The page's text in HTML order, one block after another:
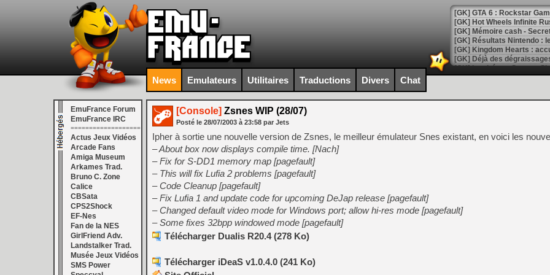
[GK] GTA 6 : Rockstar
[GK] Hot Wheels Infinite
[GK] Mémoire cash -
[GK] Résultats Nintendo :
[GK] Déjà des
[Mo5] Brickboy cherche à
[GK] Minecraft et ses «
[GK] Beast of
[GK] Ubisoft : fin de partie
[GK] Mémoire cash -
[GK] Dan Houser (GTA)
[GK] Comment EA Sports
[GK] Crimson Moon : un
[GK] Isle of Reveries : le
[GK] Moonlighter 2 : The
[GK] Capcom relance
[Mo5] Deux inédits du
[GK] Le beat'em up The
[GK] Endless Legend 2 :
News Emulateurs Utilitaires Traductions Divers Chat
EmuFrance Forum
EmuFrance IRC
===================
Actus Jeux Vidéos
Arcade Fans
Amiga Museum
Arkames Trad.
Bruno C. Zone
Calice
CBSata
CPS2Shock
EF-Nes
Fan de la NES
GirlFriend Adv.
Landstalker Trad.
Musée Jeux Vidéos
SMS Power
[Console] Zsnes WIP (28/07)
Posté le 28/07/2003 à 23:58 par Jets
Ipher à sortie une nouvelle version de Zsnes, le meilleur émulateur Snes existant, en voici les
– About box now displays compile time. [Nach]
– Fix for S-DD1 memory map [pagefault]
– This will fix Lufia 2 problems [pagefault]
– Code Cleanup [pagefault]
– Fix Lufia 1 and update code for upcoming DeJap release [pagefault]
– Changed default video mode for Windows port; allow hi-res mode [pagefault]
– Some fixes 32bpp windowed mode [pagefault]
Télécharger Dualis R20.4 (278 Ko)
Télécharger iDeaS v1.0.4.0 (241 Ko)